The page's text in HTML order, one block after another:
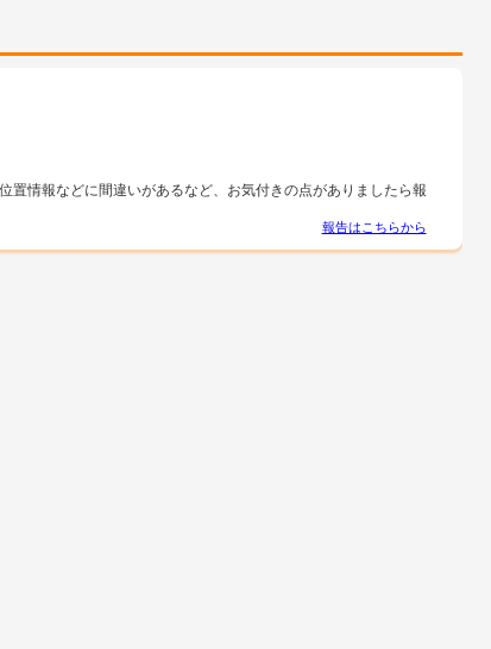
置情報などに間違いがあるなど、お気付きの点がありましたら報
報告はこちらから